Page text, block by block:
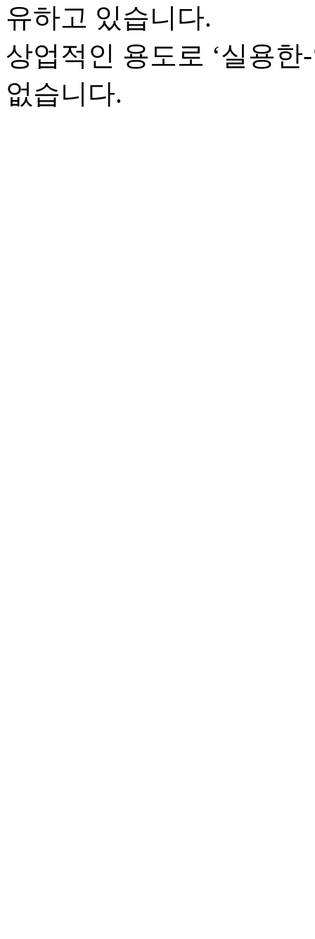
유하고 있습니다.
상업적인 용도로 ‘실용
없습니다.